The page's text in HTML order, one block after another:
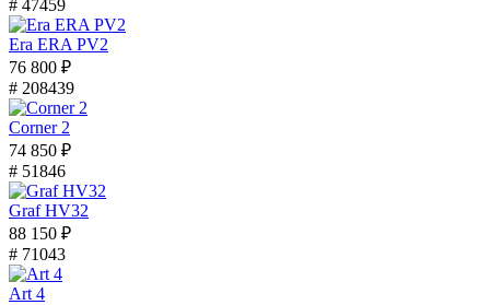
# 47459
Era ERA PV2
76 800 ₽
# 208439
Corner 2
74 850 ₽
# 51846
Graf HV32
88 150 ₽
# 71043
Art 4